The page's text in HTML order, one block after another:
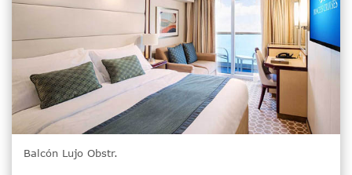
Balcón Lujo Obstr.